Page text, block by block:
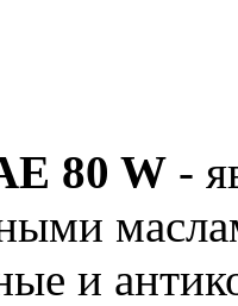
80 W -
и